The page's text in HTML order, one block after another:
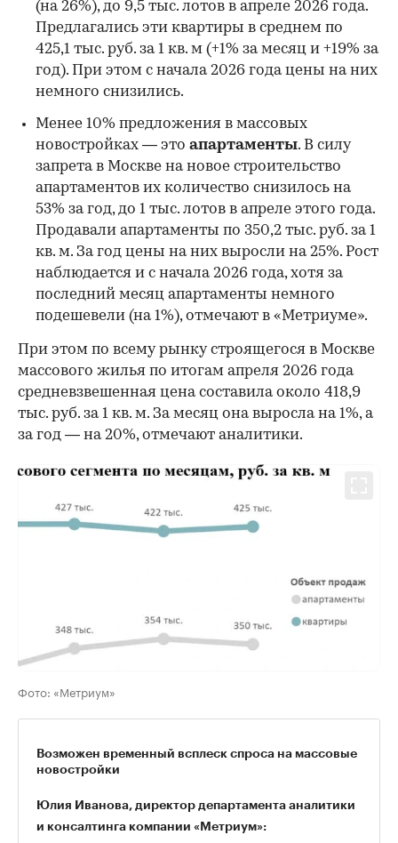
(на 26%), до 9,5 тыс. лотов в апреле 2026 года.
Предлагались эти квартиры в среднем по
425,1 тыс. руб. за 1 кв. м (+1% за месяц и +19% за
год). При этом с начала 2026 года цены на них
немного снизились.
Менее 10% предложения в массовых
новостройках — это апартаменты. В силу
запрета в Москве на новое строительство
апартаментов их количество снизилось на
53% за год, до 1 тыс. лотов в апреле этого года.
Продавали апартаменты по 350,2 тыс. руб. за 1
кв. м. За год цены на них выросли на 25%. Рост
наблюдается и с начала 2026 года, хотя за
последний месяц апартаменты немного
подешевели (на 1%), отмечают в «Метриуме».
При этом по всему рынку строящегося в Москве
массового жилья по итогам апреля 2026 года
средневзвешенная цена составила около 418,9
тыс. руб. за 1 кв. м. За месяц она выросла на 1%, а
за год — на 20%, отмечают аналитики.
Фото: «Метриум»
Возможен временный всплеск спроса на массовые
новостройки
Юлия Иванова, директор департамента аналитики
и консалтинга компании «Метриум»: